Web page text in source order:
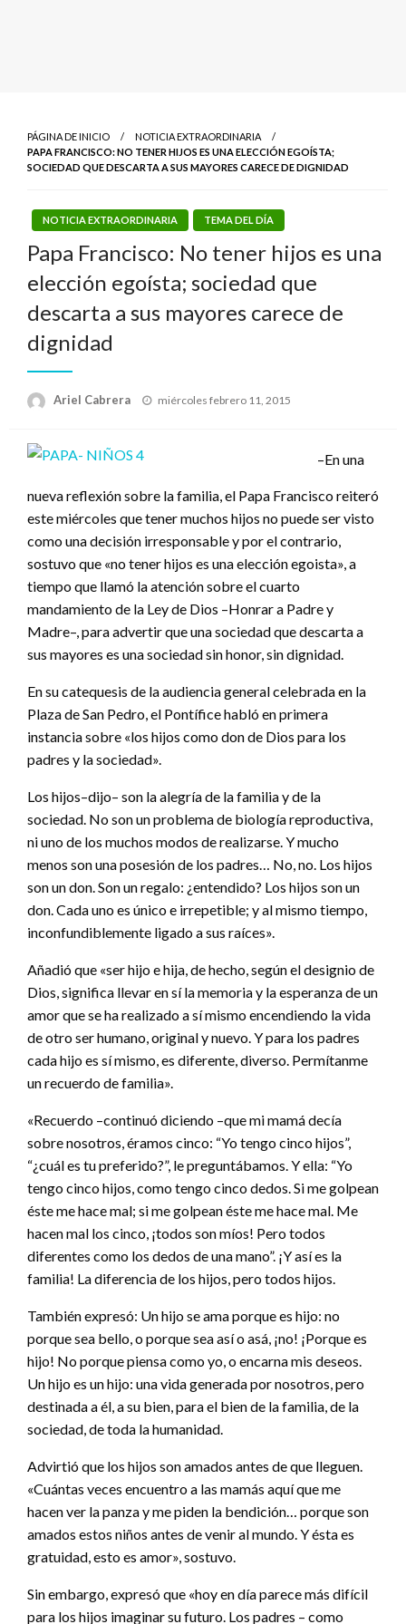
PÁGINA DE INICIO
NOTICIA EXTRAORDINARIA
PAPA FRANCISCO: NO TENER HIJOS ES UNA ELECCIÓN EGOÍSTA;
SOCIEDAD QUE DESCARTA A SUS MAYORES CARECE DE DIGNIDAD
NOTICIA EXTRAORDINARIA TEMA DEL DÍA
Papa Francisco: No tener hijos es una
elección egoísta; sociedad que
descarta a sus mayores carece de
dignidad
Ariel Cabrera
Publicado
miércoles febrero 11, 2015
–En una
nueva reflexión sobre la familia, el Papa Francisco reiteró
este miércoles que tener muchos hijos no puede ser visto
como una decisión irresponsable y por el contrario,
sostuvo que «no tener hijos es una elección egoista», a
tiempo que llamó la atención sobre el cuarto
mandamiento de la Ley de Dios –Honrar a Padre y
Madre–, para advertir que una sociedad que descarta a
sus mayores es una sociedad sin honor, sin dignidad.
En su catequesis de la audiencia general celebrada en la
Plaza de San Pedro, el Pontífice habló en primera
instancia sobre «los hijos como don de Dios para los
padres y la sociedad».
Los hijos–dijo– son la alegría de la familia y de la
sociedad. No son un problema de biología reproductiva,
ni uno de los muchos modos de realizarse. Y mucho
menos son una posesión de los padres… No, no. Los hijos
son un don. Son un regalo: ¿entendido? Los hijos son un
don. Cada uno es único e irrepetible; y al mismo tiempo,
inconfundiblemente ligado a sus raíces».
Añadió que «ser hijo e hija, de hecho, según el designio de
Dios, significa llevar en sí la memoria y la esperanza de un
amor que se ha realizado a sí mismo encendiendo la vida
de otro ser humano, original y nuevo. Y para los padres
cada hijo es sí mismo, es diferente, diverso. Permítanme
un recuerdo de familia».
«Recuerdo –continuó diciendo –que mi mamá decía
sobre nosotros, éramos cinco: “Yo tengo cinco hijos”,
“¿cuál es tu preferido?”, le preguntábamos. Y ella: “Yo
tengo cinco hijos, como tengo cinco dedos. Si me golpean
éste me hace mal; si me golpean éste me hace mal. Me
hacen mal los cinco, ¡todos son míos! Pero todos
diferentes como los dedos de una mano”. ¡Y así es la
familia! La diferencia de los hijos, pero todos hijos.
También expresó: Un hijo se ama porque es hijo: no
porque sea bello, o porque sea así o asá, ¡no! ¡Porque es
hijo! No porque piensa como yo, o encarna mis deseos.
Un hijo es un hijo: una vida generada por nosotros, pero
destinada a él, a su bien, para el bien de la familia, de la
sociedad, de toda la humanidad.
Advirtió que los hijos son amados antes de que lleguen.
«Cuántas veces encuentro a las mamás aquí que me
hacen ver la panza y me piden la bendición… porque son
amados estos niños antes de venir al mundo. Y ésta es
gratuidad, esto es amor», sostuvo.
Sin embargo, expresó que «hoy en día parece más difícil
para los hijos imaginar su futuro. Los padres – como